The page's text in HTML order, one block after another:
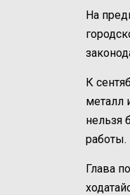
На
К
металл
нельзя
работы.
Глава